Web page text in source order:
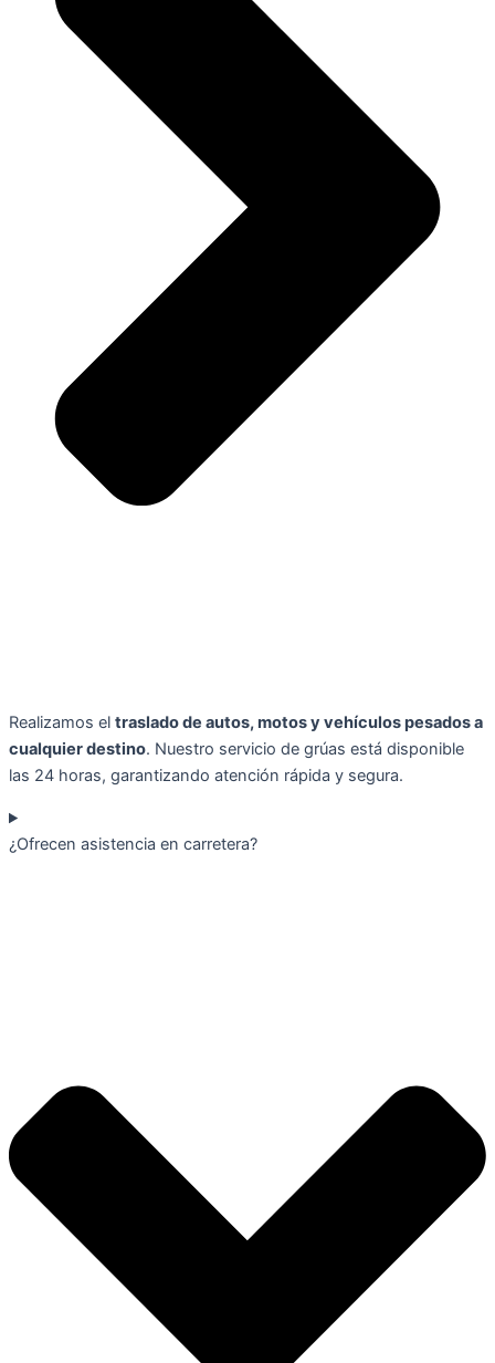
Realizamos el traslado de autos, motos y vehículos pesados a
cualquier destino. Nuestro servicio de grúas está disponible
las 24 horas, garantizando atención rápida y segura.
¿Ofrecen asistencia en carretera?